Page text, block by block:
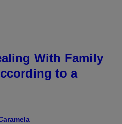
With Family
to a